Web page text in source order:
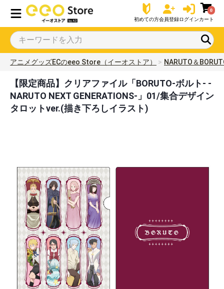
初めての方会員登録ログイン
0
カート
アニメグッズECのeeo Store（イーオストア） NARUTO＆
【限定商品】クリアファイル「BORUTO-ボルト- -
NARUTO NEXT GENERATIONS-」01/集合デザイン
タロットver.(描き下ろしイラスト)